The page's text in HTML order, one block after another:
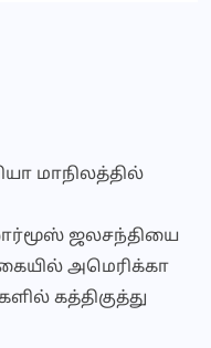
மாநிலத்தில்
ஜலசந்தியை
அமெரிக்கா
கத்திகுத்து